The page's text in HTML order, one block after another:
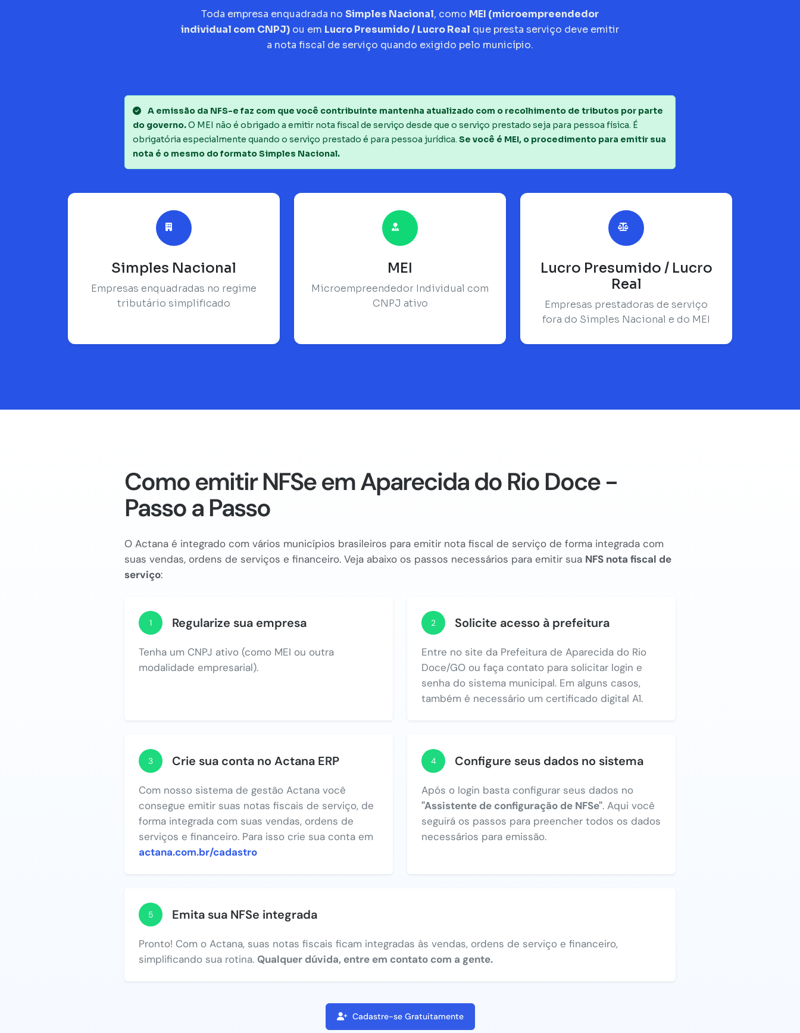
Toda empresa enquadrada no Simples Nacional, como MEI (microempreendedor
individual com CNPJ) ou em Lucro Presumido / Lucro Real que presta serviço deve emitir
a nota fiscal de serviço quando exigido pelo município.
A emissão da NFS-e faz com que você contribuinte mantenha atualizado com o recolhimento de tributos por parte
do governo.O MEI não é obrigado a emitir nota fiscal de serviço desde que o serviço prestado seja para pessoa física. É
obrigatória especialmente quando o serviço prestado é para pessoa jurídica. Se você é MEI, o procedimento para emitir sua
nota é o mesmo do formato Simples Nacional.
Simples Nacional
Empresas enquadradas no regime
tributário simplificado
MEI
Microempreendedor Individual com
CNPJ ativo
Lucro Presumido / Lucro
Real
Empresas prestadoras de serviço
fora do Simples Nacional e do MEI
Como emitir NFSe em Aparecida do Rio Doce -
Passo a Passo
O Actana é integrado com vários municípios brasileiros para emitir nota fiscal de serviço de forma integrada com
suas vendas, ordens de serviços e financeiro. Veja abaixo os passos necessários para emitir sua NFS nota fiscal de
serviço:
1 Regularize sua empresa
Tenha um CNPJ ativo (como MEI ou outra
modalidade empresarial).
2 Solicite acesso à prefeitura
Entre no site da Prefeitura de Aparecida do Rio
Doce/GO ou faça contato para solicitar login e
senha do sistema municipal. Em alguns casos,
também é necessário um certificado digital A1.
3 Crie sua conta no Actana ERP
Com nosso sistema de gestão Actana você
consegue emitir suas notas fiscais de serviço, de
forma integrada com suas vendas, ordens de
serviços e financeiro. Para isso crie sua conta em
actana.com.br/cadastro
4 Configure seus dados no sistema
Após o login basta configurar seus dados no
"Assistente de configuração de NFSe". Aqui você
seguirá os passos para preencher todos os dados
necessários para emissão.
5 Emita sua NFSe integrada
Pronto! Com o Actana, suas notas fiscais ficam integradas às vendas, ordens de serviço e financeiro,
simplificando sua rotina. Qualquer dúvida, entre em contato com a gente.
Cadastre-se Gratuitamente